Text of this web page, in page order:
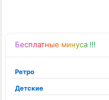
Бесплатные минуса !!!
Ретро
Детские